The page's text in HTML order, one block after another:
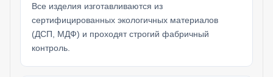
Все изделия изготавливаются из
сертифицированных экологичных материалов
(ДСП, МДФ) и проходят строгий фабричный
контроль.